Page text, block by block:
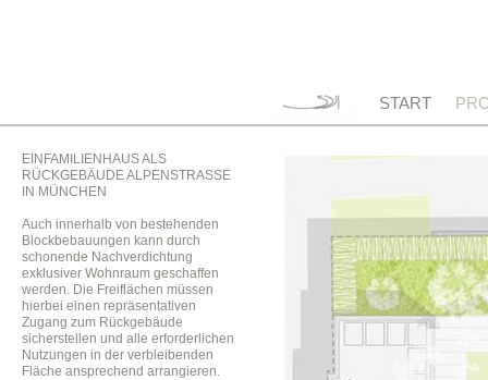
START
EINFAMILIENHAUS ALS
RÜCKGEBÄUDE ALPENSTRASSE
IN MÜNCHEN
Auch innerhalb von bestehenden
Blockbebauungen kann durch
schonende Nachverdichtung
exklusiver Wohnraum geschaffen
werden. Die Freiflächen müssen
hierbei einen repräsentativen
Zugang zum Rückgebäude
sicherstellen und alle erforderlichen
Nutzungen in der verbleibenden
Fläche ansprechend arrangieren.